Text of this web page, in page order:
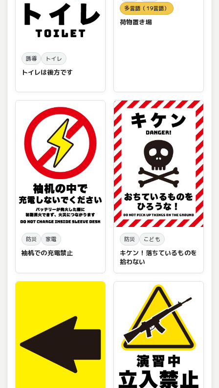
誘導 トイレ
トイレは後方です
多言語（19言語）
荷物置き場
防災 家電
袖机での充電禁止
防災 こども
キケン！落ちているものを
拾わない